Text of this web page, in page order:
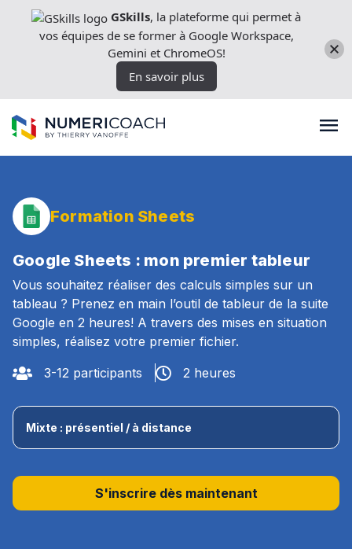
directement
Formations
Expertises techniques
Licences
Nos outils
Nos actualités
Formation Sheets
Google Sheets : mon premier tableur
Vous souhaitez réaliser des calculs simples sur un
tableau ? Prenez en main l’outil de tableur de la suite
Google en 2 heures! A travers des mises en situation
simples, réalisez votre premier fichier.
3-12 participants
2 heures
Mixte : présentiel / à distance
S'inscrire dès maintenant
GSkills, la plateforme qui permet à
vos équipes de se former à Google Workspace,
Gemini et ChromeOS!
En savoir plus